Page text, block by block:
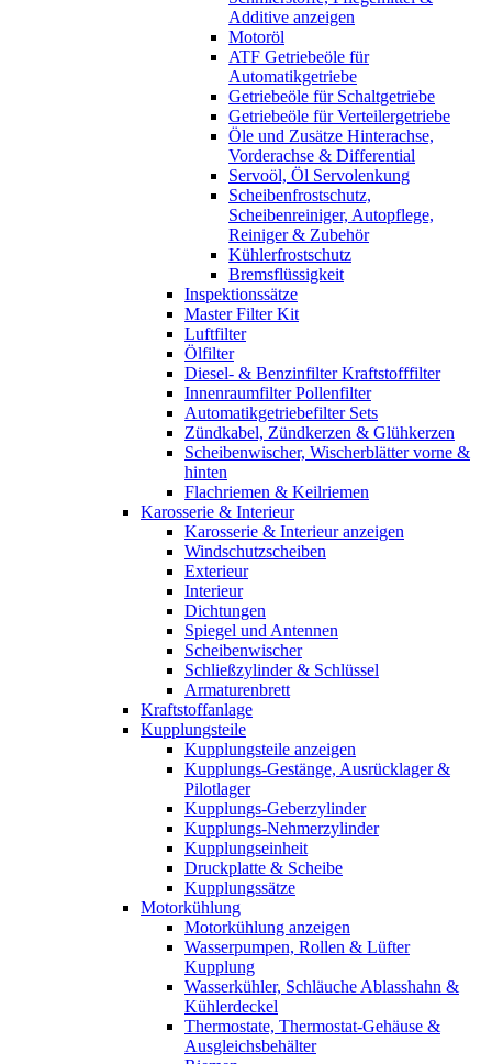
Additive anzeigen
Motoröl
ATF Getriebeöle für
Automatikgetriebe
Getriebeöle für Schaltgetriebe
Getriebeöle für Verteilergetriebe
Öle und Zusätze Hinterachse,
Vorderachse & Differential
Servoöl, Öl Servolenkung
Scheibenfrostschutz,
Scheibenreiniger, Autopflege,
Reiniger & Zubehör
Kühlerfrostschutz
Bremsflüssigkeit
Inspektionssätze
Master Filter Kit
Luftfilter
Ölfilter
Diesel- & Benzinfilter Kraftstofffilter
Innenraumfilter Pollenfilter
Automatikgetriebefilter Sets
Zündkabel, Zündkerzen & Glühkerzen
Scheibenwischer, Wischerblätter vorne &
hinten
Flachriemen & Keilriemen
Karosserie & Interieur
Karosserie & Interieur anzeigen
Windschutzscheiben
Exterieur
Interieur
Dichtungen
Spiegel und Antennen
Scheibenwischer
Schließzylinder & Schlüssel
Armaturenbrett
Kraftstoffanlage
Kupplungsteile
Kupplungsteile anzeigen
Kupplungs-Gestänge, Ausrücklager &
Pilotlager
Kupplungs-Geberzylinder
Kupplungs-Nehmerzylinder
Kupplungseinheit
Druckplatte & Scheibe
Kupplungssätze
Motorkühlung
Motorkühlung anzeigen
Wasserpumpen, Rollen & Lüfter
Kupplung
Wasserkühler, Schläuche Ablasshahn &
Kühlerdeckel
Thermostate, Thermostat-Gehäuse &
Ausgleichsbehälter